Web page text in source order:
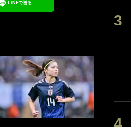
LINEで送る